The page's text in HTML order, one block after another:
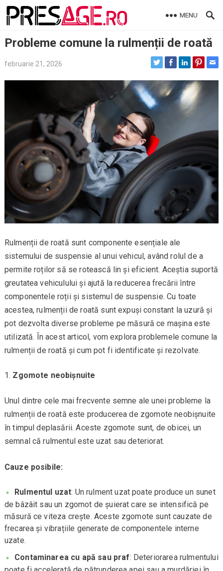
Skip
MENU
Probleme comune la rulmenții de roată
februarie 21, 2026
Rulmenții de roată sunt componente esențiale ale
sistemului de suspensie al unui vehicul, având rolul de a
permite roților să se rotească lin și eficient. Aceștia suportă
greutatea vehiculului și ajută la reducerea frecării între
componentele roții și sistemul de suspensie. Cu toate
acestea, rulmenții de roată sunt expuși constant la uzură și
pot dezvolta diverse probleme pe măsură ce mașina este
utilizată. În acest articol, vom explora problemele comune la
rulmenții de roată și cum pot fi identificate și rezolvate.
Zgomote neobișnuite
Unul dintre cele mai frecvente semne ale unei probleme la
rulmenții de roată este producerea de zgomote neobișnuite
în timpul deplasării. Aceste zgomote sunt, de obicei, un
semnal că rulmentul este uzat sau deteriorat.
Cauze posibile:
Rulmentul uzat: Un rulment uzat poate produce un sunet
de bâzâit sau un zgomot de șuierat care se intensifică pe
măsură ce viteza crește. Aceste zgomote sunt cauzate de
frecarea și vibrațiile generate de componentele interne
uzate.
Contaminarea cu apă sau praf: Deteriorarea rulmentului